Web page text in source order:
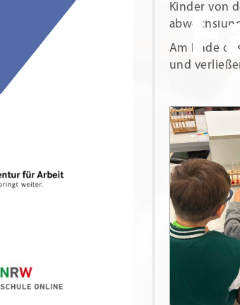
Kinder von
Am Ende
und